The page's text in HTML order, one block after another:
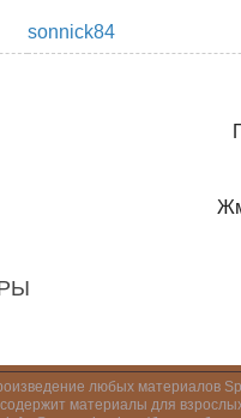
sonnick84
любых материалов
материалы для